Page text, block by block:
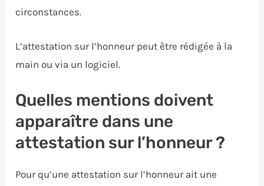
circonstances.
L’attestation sur l’honneur peut être rédigée à la
main ou via un logiciel.
Quelles mentions doivent
apparaître dans une
attestation sur l’honneur ?
Pour qu’une attestation sur l’honneur ait une